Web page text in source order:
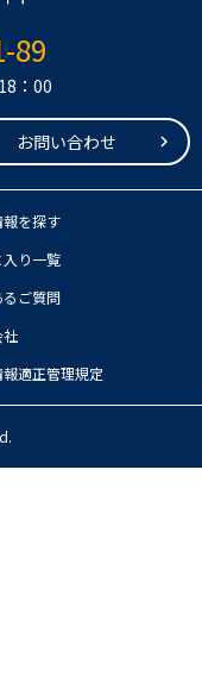
89
：00
お問い合わせ
を探す
入り一覧
るご質問
社
適正管理規定